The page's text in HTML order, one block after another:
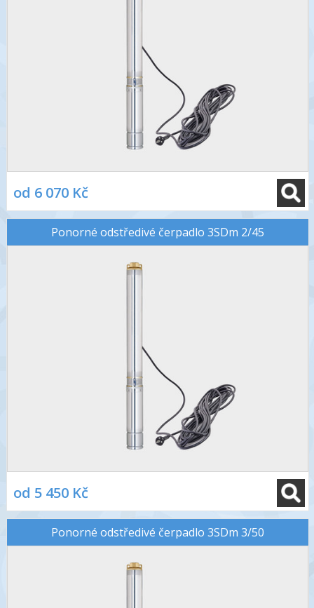
od 6 070 Kč
Ponorné odstředivé čerpadlo 3SDm 2/45
od 5 450 Kč
Ponorné odstředivé čerpadlo 3SDm 3/50